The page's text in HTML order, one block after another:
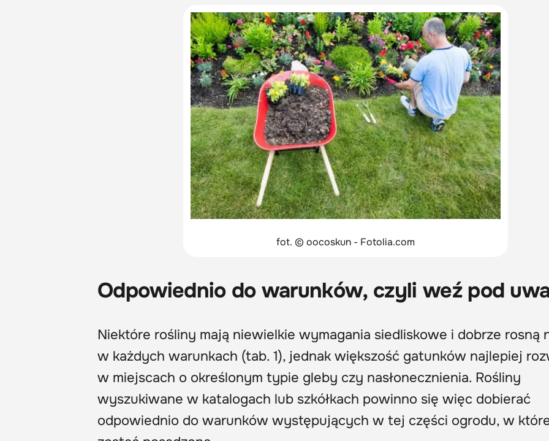
fot. © oocoskun - Fotolia.com
Odpowiednio do warunków, czyli weź pod
Niektóre rośliny mają niewielkie wymagania siedliskowe i dobrze rosną
w każdych warunkach (tab. 1), jednak większość gatunków najlepiej
w miejscach o określonym typie gleby czy nasłonecznienia. Rośliny
wyszukiwane w katalogach lub szkółkach powinno się więc dobierać
odpowiednio do warunków występujących w tej części ogrodu, w